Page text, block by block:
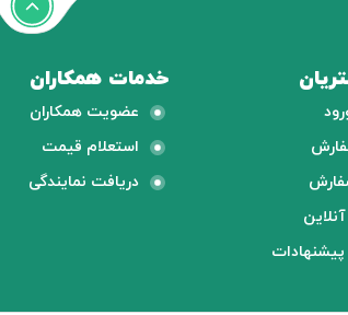
خدمات همکاران
عضویت همکاران
استعلام قیمت
دریافت نمایندگی